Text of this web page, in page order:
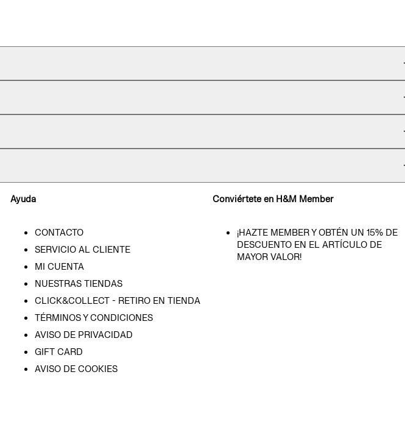
Ayuda
CONTACTO
SERVICIO AL CLIENTE
MI CUENTA
NUESTRAS TIENDAS
CLICK&COLLECT - RETIRO EN TIENDA
TÉRMINOS Y CONDICIONES
AVISO DE PRIVACIDAD
GIFT CARD
AVISO DE COOKIES
Conviértete en H&M Member
¡HAZTE MEMBER Y OBTÉN UN 15% DE
DESCUENTO EN EL ARTÍCULO DE
MAYOR VALOR!